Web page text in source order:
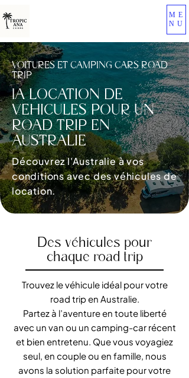
ME
NU
VOITURES ET CAMPING CARS ROAD
TRIP
lA LOCATION DE
VEHICULES POUR UN
ROAD TRIP EN
AUSTRALIE
Découvrez l'Australie à vos
conditions avec des véhicules de
location.
Des véhicules pour
chaque road trip
Trouvez le véhicule idéal pour votre
road trip en Australie.
Partez à l’aventure en toute liberté
avec un van ou un camping-car récent
et bien entretenu. Que vous voyagiez
seul, en couple ou en famille, nous
avons la solution parfaite pour votre